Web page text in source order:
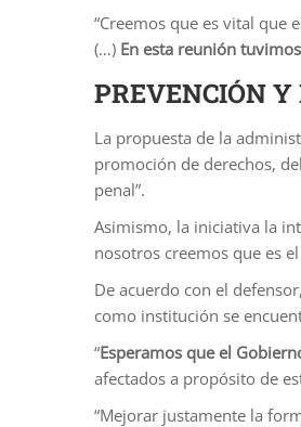
“Creemos que es vital
(…) En esta reunión
PREVENCIÓN Y
La propuesta de la
promoción de derechos,
penal”.
Asimismo, la iniciativa la
nosotros creemos que es
De acuerdo con el
como institución se
“Esperamos que el
afectados a propósito de
“Mejorar justamente la